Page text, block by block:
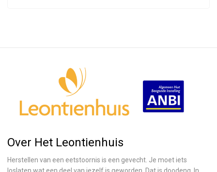
Over Het Leontienhuis
Herstellen van een eetstoornis is een gevecht. Je moet iets